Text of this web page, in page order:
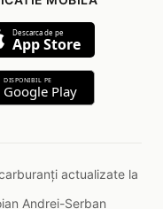
Descarca de pe
App Store
DISPONIBIL PE
Google Play
actualizate la
Andrei-Șerban